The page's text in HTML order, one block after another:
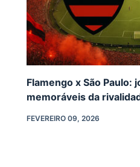
Flamengo x São Paulo:
memoráveis da
FEVEREIRO 09, 2026